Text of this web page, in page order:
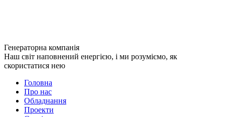
Генераторна компанія
Наш світ наповнений енергією, і ми розуміємо, як
скористатися нею
Головна
Про нас
Обладнання
Проекти